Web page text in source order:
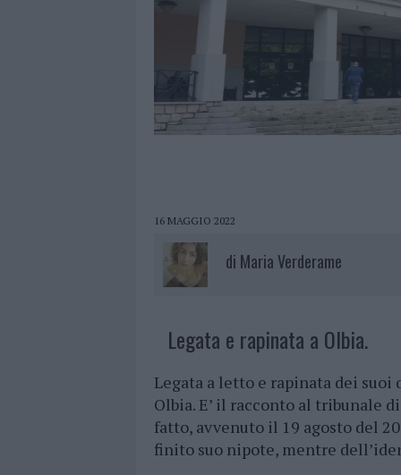
16 MAGGIO 2022
di Maria Verderame
Legata e rapinata a Olbia.
Legata a letto e rapinata dei
Olbia. E’ il racconto al tribunale
fatto, avvenuto il 19 agosto del
finito suo nipote, mentre